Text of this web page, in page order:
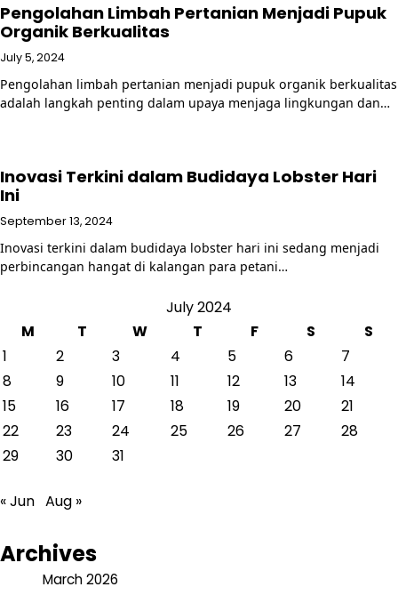
Pengolahan Limbah Pertanian Menjadi Pupuk
Organik Berkualitas
July 5, 2024
Pengolahan limbah pertanian menjadi pupuk organik berkualitas
adalah langkah penting dalam upaya menjaga lingkungan dan…
Inovasi Terkini dalam Budidaya Lobster Hari
Ini
September 13, 2024
Inovasi terkini dalam budidaya lobster hari ini sedang menjadi
perbincangan hangat di kalangan para petani…
July 2024
M
T W T F S
S
1
2 3 4 5 6
7
8
9 10 11 12 13
14
15
16 17 18 19 20
21
22
23 24 25 26 27
28
29
30 31
« Jun Aug »
Archives
March 2026